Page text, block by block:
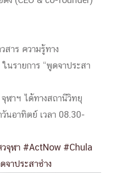
าร ความรู้ทาง
รายการ “พูดจาประสา
ฬาฯ ได้ทางสถานีวิทยุ
นอาทิตย์ เวลา 08.30-
จุฬา#ActNow#Chula
จาประสาช่าง